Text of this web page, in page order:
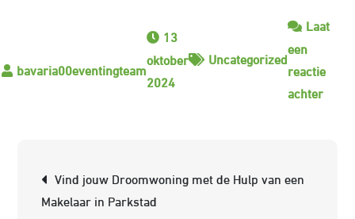
13
oktober
2024
Uncategorized
Laat
een
reactie
achterop
Vind jouw Droomwoning met de Hulp van een
Makelaar in Parkstad